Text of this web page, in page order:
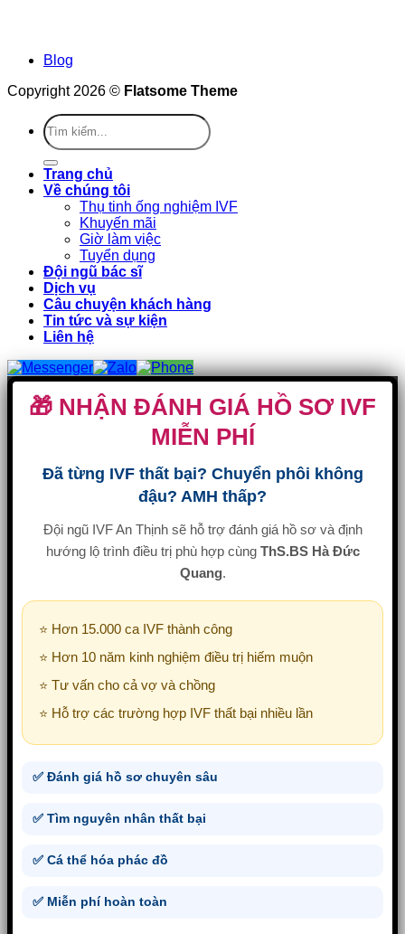
Blog
Copyright 2026 © Flatsome Theme
Trang chủ
Về chúng tôi
Thụ tinh ống nghiệm IVF
Khuyến mãi
Giờ làm việc
Tuyển dụng
Đội ngũ bác sĩ
Dịch vụ
Câu chuyện khách hàng
Tin tức và sự kiện
Liên hệ
🎁 NHẬN ĐÁNH GIÁ HỒ SƠ IVF
MIỄN PHÍ
Đã từng IVF thất bại? Chuyển phôi không
đậu? AMH thấp?
Đội ngũ IVF An Thịnh sẽ hỗ trợ đánh giá hồ sơ và định
hướng lộ trình điều trị phù hợp cùng ThS.BS Hà Đức
Quang.
⭐ Hơn 15.000 ca IVF thành công
⭐ Hơn 10 năm kinh nghiệm điều trị hiếm muộn
⭐ Tư vấn cho cả vợ và chồng
⭐ Hỗ trợ các trường hợp IVF thất bại nhiều lần
✅ Đánh giá hồ sơ chuyên sâu
✅ Tìm nguyên nhân thất bại
✅ Cá thể hóa phác đồ
✅ Miễn phí hoàn toàn